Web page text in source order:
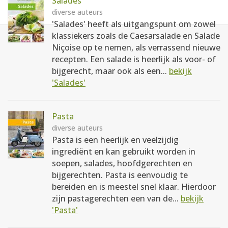
diverse auteurs
'Salades' heeft als uitgangspunt om zowel
klassiekers zoals de Caesarsalade en Salade
Niçoise op te nemen, als verrassend nieuwe
recepten. Een salade is heerlijk als voor- of
bijgerecht, maar ook als een... bekijk
'Salades'
Pasta
diverse auteurs
Pasta is een heerlijk en veelzijdig
ingrediënt en kan gebruikt worden in
soepen, salades, hoofdgerechten en
bijgerechten. Pasta is eenvoudig te
bereiden en is meestel snel klaar. Hierdoor
zijn pastagerechten een van de... bekijk
'Pasta'